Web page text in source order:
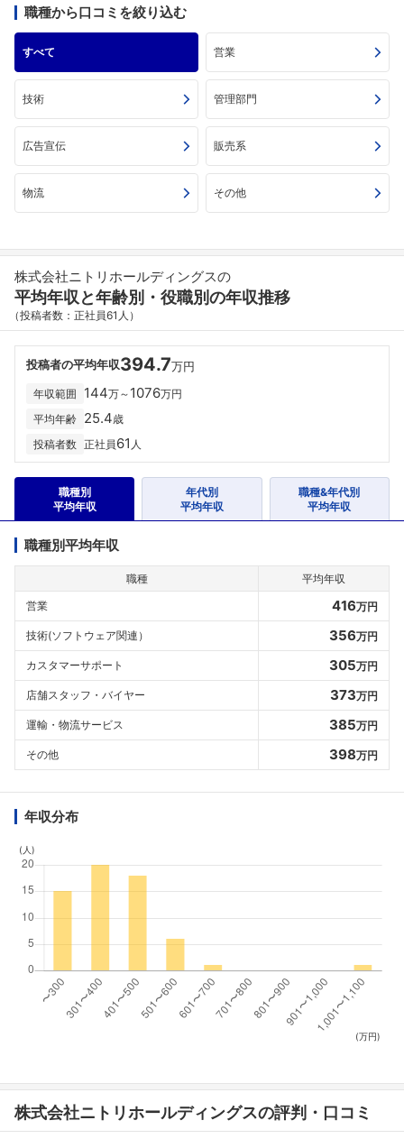
職種から口コミを絞り込む
すべて 営業
技術 管理部門
広告宣伝 販売系
物流 その他
株式会社ニトリホールディングスの
平均年収と年齢別・役職別の年収推移
（投稿者数：正社員61人）
投稿者の平均年収394.7万円
年収範囲 144万～ 1076万円
平均年齢 25.4歳
投稿者数 正社員61 人
職種別
平均年収
年代別
平均年収
職種&年代別
平均年収
職種別平均年収
職種
平均年収
営業
416万円
技術(ソフトウェア関連） 356万円
カスタマーサポート 305万円
店舗スタッフ・バイヤー 373万円
運輸・物流サービス 385万円
その他 398万円
年収分布
(人)
(万円)
株式会社ニトリホールディングスの評判・口コミ